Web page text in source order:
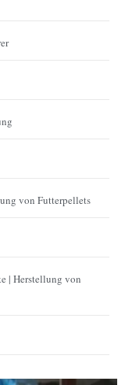
von Futterpellets
| Herstellung von